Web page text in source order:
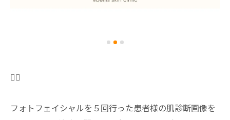
✍🏻
フォトフェイシャルを５回行った患者様の肌診断画像を